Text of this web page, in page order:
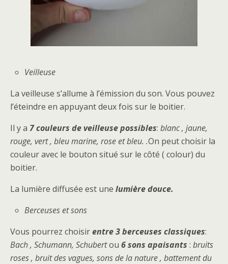
Veilleuse
La veilleuse s’allume à l’émission du son. Vous pouvez
l’éteindre en appuyant deux fois sur le boitier.
Il y a 7 couleurs de veilleuse possibles: blanc , jaune,
rouge, vert , bleu marine, rose et bleu. .On peut choisir la
couleur avec le bouton situé sur le côté ( colour) du
boitier.
La lumière diffusée est une lumière douce.
Berceuses et sons
Vous pourrez choisirentre 3 berceuses classiques:
Bach , Schumann, Schubertou 6 sons apaisants : bruits
roses , bruit des vagues, sons de la nature , battement du